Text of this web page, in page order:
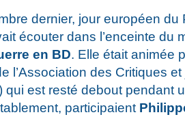
dernier, jour européen du
écouter dans l’enceinte du
en BD. Elle était animée
l’Association des Critiques
qui est resté debout pendant
participaient